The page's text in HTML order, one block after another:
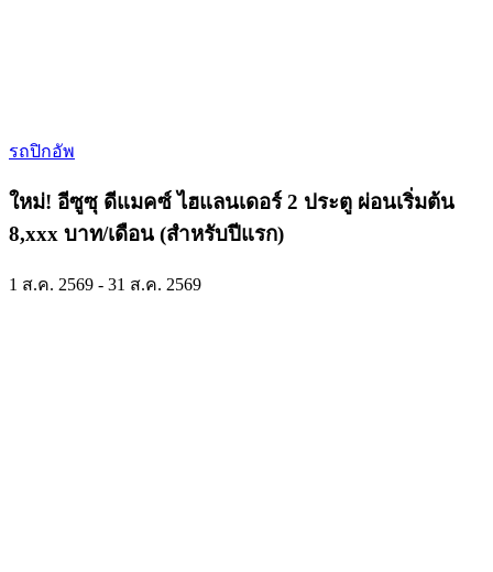
รถปิกอัพ
ใหม่! อีซูซุ ดีแมคซ์ ไฮแลนเดอร์ 2 ประตู ผ่อนเริ่มต้น
8,xxx บาท/เดือน (สำหรับปีแรก)
1 ส.ค. 2569 - 31 ส.ค. 2569